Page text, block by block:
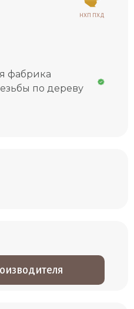
НХП ПХД
фабрика
по дереву